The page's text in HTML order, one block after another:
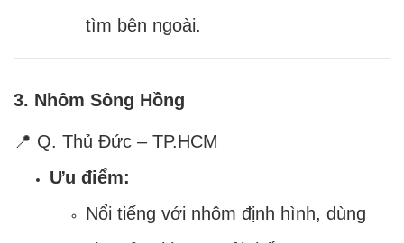
tìm bên ngoài.
3. Nhôm Sông Hồng
📍 Q. Thủ Đức – TP.HCM
Ưu điểm:
Nổi tiếng với nhôm định hình, dùng